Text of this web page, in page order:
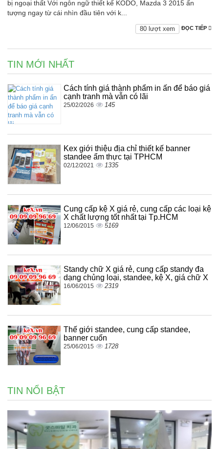
bị ngoại thất Với ngôn ngữ thiết kế KODO, Mazda 3 2015 ấn
tượng ngay từ cái nhìn đầu tiên với k...
ĐỌC TIẾP
80 lượt xem
TIN MỚI NHẤT
Cách tính giá thành phẩm in ấn để báo giá
cạnh tranh mà vẫn có lãi
25/02/2026 145
Kex giới thiệu địa chỉ thiết kế banner
standee ẩm thực tại TPHCM
02/12/2021 1335
Cung cấp kệ X giá rẻ, cung cấp các loại kệ
X chất lượng tốt nhất tại Tp.HCM
12/06/2015 5169
Standy chữ X giá rẻ, cung cấp standy đa
dạng chủng loại, standee, kệ X, giá chữ X
16/06/2015 2319
Thế giới standee, cung cấp standee,
banner cuốn
25/06/2015 1728
TIN NỔI BẬT